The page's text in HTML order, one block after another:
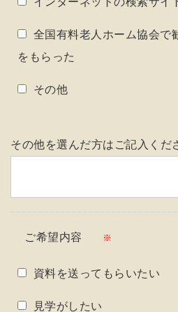
全国有料老人ホーム協会で
をもらった
その他
その他を選んだ方はご記入くだ
ご希望内容 ※
資料を送ってもらいたい
見学がしたい